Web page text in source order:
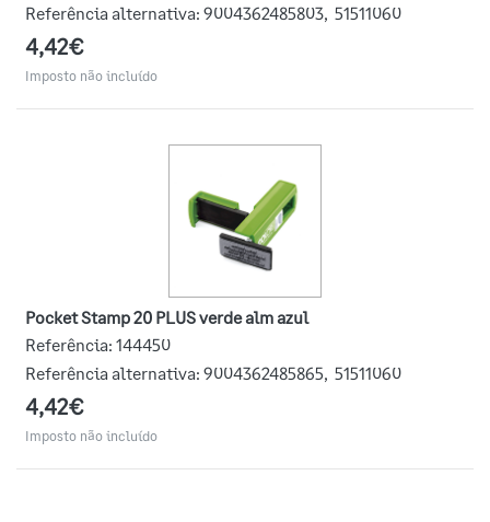
Referência alternativa: 9004362485803, 51511060
4,42€
Imposto não incluído
Pocket Stamp 20 PLUS verde alm azul
Referência: 144450
Referência alternativa: 9004362485865, 51511060
4,42€
Imposto não incluído